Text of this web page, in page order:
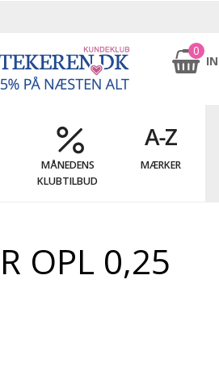
0
MÅNEDENS
KLUBTILBUD
MÆRKER
OPL 0,25